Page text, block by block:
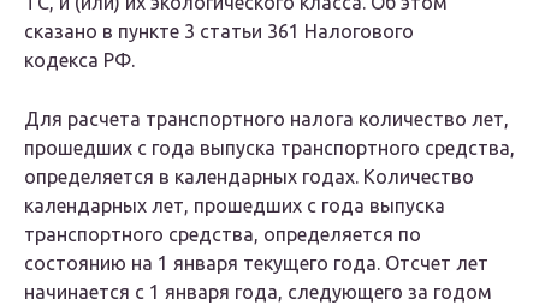
сказано в пункте 3 статьи 361 Налогового
кодекса РФ.
Для расчета транспортного налога количество лет,
прошедших с года выпуска транспортного средства,
определяется в календарных годах. Количество
календарных лет, прошедших с года выпуска
транспортного средства, определяется по
состоянию на 1 января текущего года. Отсчет лет
начинается с 1 января года, следующего за годом